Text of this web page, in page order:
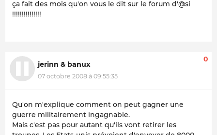
ça fait des mois qu'on vous le dit sur le forum d'@si
!!!!!!!!!!!!!!!
jerinn & banux
07 octobre 2008 à 09:55:35
0
Qu'on m'explique comment on peut gagner une
guerre militairement ingagnable.
Mais c'est pas pour autant qu'ils vont retirer les